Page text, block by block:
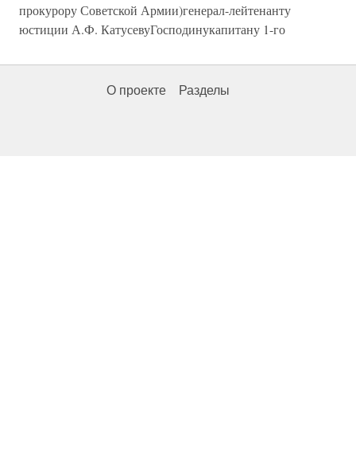
прокурору Советской Армии)генерал-лейтенанту
юстиции А.Ф. КатусевуГосподинукапитану 1-го
О проекте Разделы